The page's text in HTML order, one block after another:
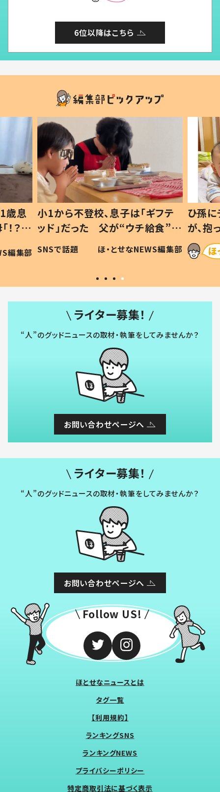
6位以降はこちら
歳息
？」
編集部
小1から不登校、息子は「ギフテ
ッド」だった 父が“ウチ給食”を
作り続ける理由とは #令和の親
#令和の子
SNSで話題 ほ・とせなNEWS編集部
ひ孫
が、
「涙が
い」
ライター募集！
“人”のグッドニュースの取材・執筆をしてみませんか？
お問い合わせページへ
ライター募集！
“人”のグッドニュースの取材・執筆をしてみませんか？
お問い合わせページへ
Follow US!
ほとせなニュースとは
タグ一覧
【利用規約】
ランキングSNS
ランキングNEWS
プライバシーポリシー
特定商取引法に基づく表示